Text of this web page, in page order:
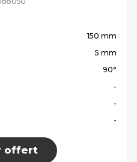
150 mm
5 mm
90°
-
-
-
offert